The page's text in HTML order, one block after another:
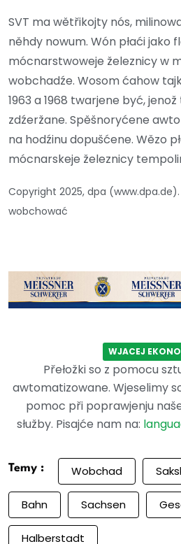
SVT ma wětřikojty nós,
něhdy nowum. Wón płaći jako
mócnarstwoweje železnicy w
wobchadźe. Wosom ćahow
1963 a 1968 twarjene być,
zdźeržane. Spěšnoryćene
na hodźinu dopušćene. Wězo
mócnarskeje železnicy
Copyright 2025, dpa
wobchować
WJACEJ
Přełožki so z pomocu
awtomatizowane. Wjeselimy
pomoc při poprawjenju
słužby. Pisajće nam na:
Temy : Wobchad
Bahn Sachsen
Halberstadt